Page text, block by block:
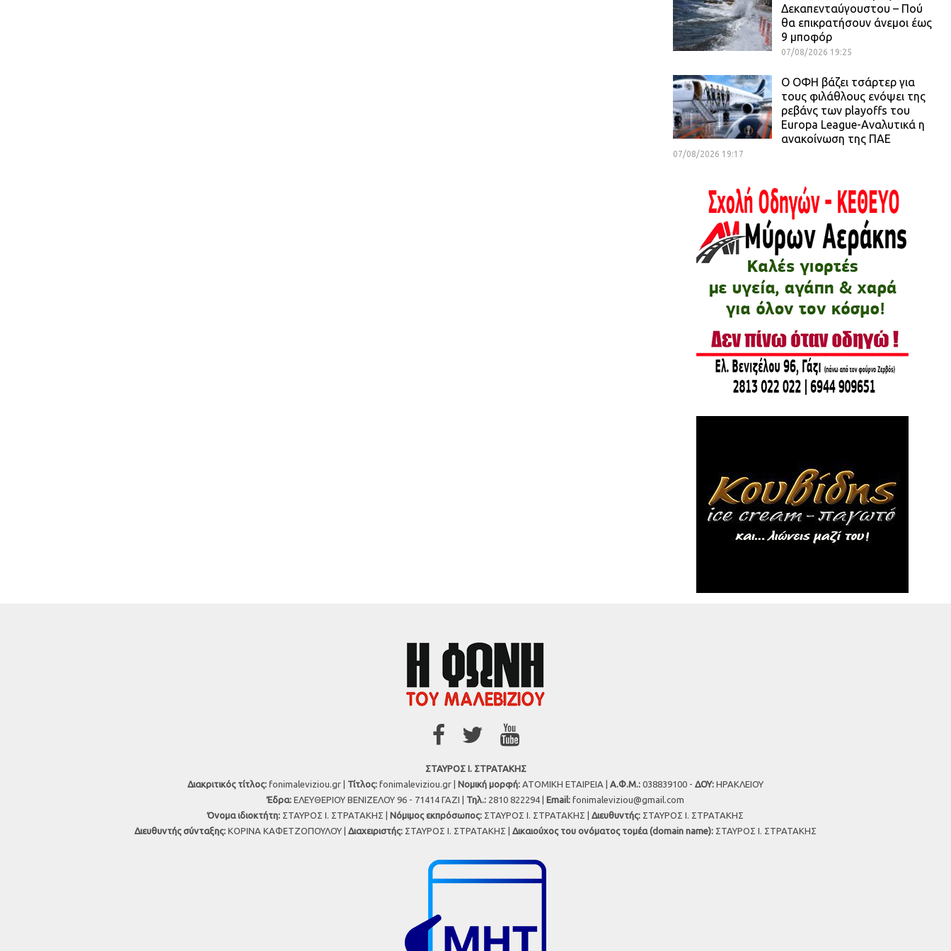
Δεκαπενταύγουστου – Πού
θα επικρατήσουν άνεμοι έως
9 μποφόρ
07/08/2026 19:25
Ο ΟΦΗ βάζει τσάρτερ για
τους φιλάθλους ενόψει της
ρεβάνς των playoffs του
Europa League-Αναλυτικά η
ανακοίνωση της ΠΑΕ
07/08/2026 19:17
ΣΤΑΥΡΟΣ Ι. ΣΤΡΑΤΑΚΗΣ
Διακριτικός τίτλος: fonimaleviziou.gr | Τίτλος: fonimaleviziou.gr | Νομική μορφή: ΑΤΟΜΙΚΗ ΕΤΑΙΡΕΙΑ | Α.Φ.Μ.: 038839100 - ΔΟΥ: ΗΡΑΚΛΕΙΟΥ
Έδρα: ΕΛΕΥΘΕΡΙΟΥ ΒΕΝΙΖΕΛΟΥ 96 - 71414 ΓΑΖΙ | Τηλ.: 2810 822294 | Εmail: fonimaleviziou@gmail.com
Όνομα ιδιοκτήτη: ΣΤΑΥΡΟΣ Ι. ΣΤΡΑΤΑΚΗΣ | Νόμιμος εκπρόσωπος: ΣΤΑΥΡΟΣ Ι. ΣΤΡΑΤΑΚΗΣ | Διευθυντής: ΣΤΑΥΡΟΣ Ι. ΣΤΡΑΤΑΚΗΣ
Διευθυντής σύνταξης: ΚΟΡΙΝΑ ΚΑΦΕΤΖΟΠΟΥΛΟΥ | Διαχειριστής: ΣΤΑΥΡΟΣ Ι. ΣΤΡΑΤΑΚΗΣ | Δικαιούχος του ονόματος τομέα (domain name): ΣΤΑΥΡΟΣ Ι. ΣΤΡΑΤΑΚΗΣ